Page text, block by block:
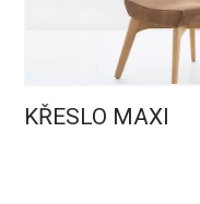
KŘESLO MAXI